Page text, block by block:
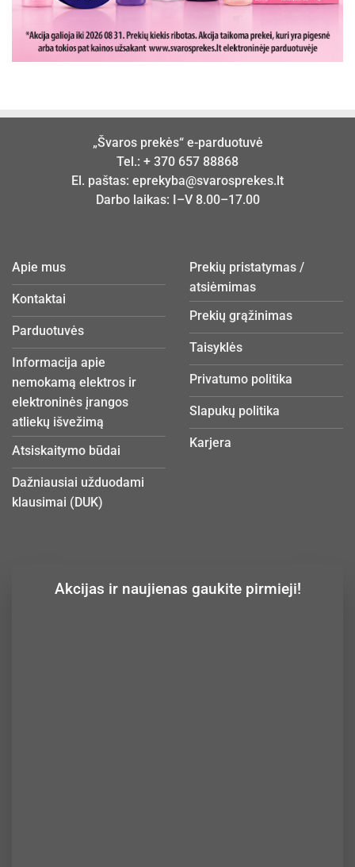
„Švaros prekės“ e-parduotuvė
Tel.: + 370 657 88868
El. paštas: eprekyba@svarosprekes.lt
Darbo laikas: I–V 8.00–17.00
Apie mus
Kontaktai
Parduotuvės
Informacija apie
nemokamą elektros ir
elektroninės įrangos
atliekų išvežimą
Atsiskaitymo būdai
Dažniausiai užduodami
klausimai (DUK)
Prekių pristatymas /
atsiėmimas
Prekių grąžinimas
Taisyklės
Privatumo politika
Slapukų politika
Karjera
Akcijas ir naujienas gaukite pirmieji!